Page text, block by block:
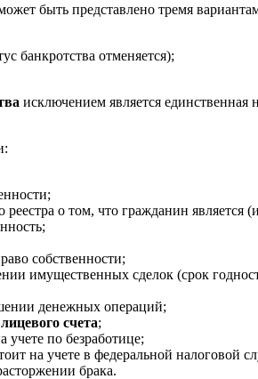
быть представлено тремя
банкротства отменяется);
исключением является
реестра о том, что гражданин
собственности;
имущественных сделок (срок
денежных операций;
счета;
учете по безработице;
на учете в федеральной налоговой
брака.